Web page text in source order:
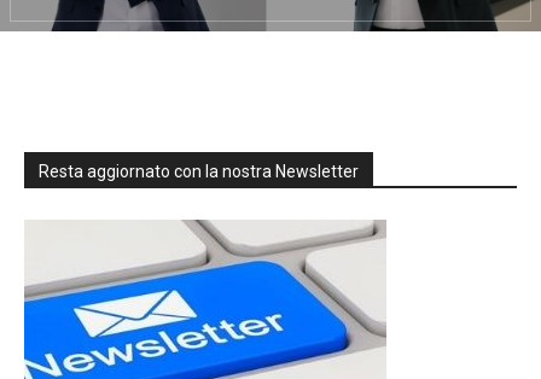
Resta aggiornato con la nostra Newsletter